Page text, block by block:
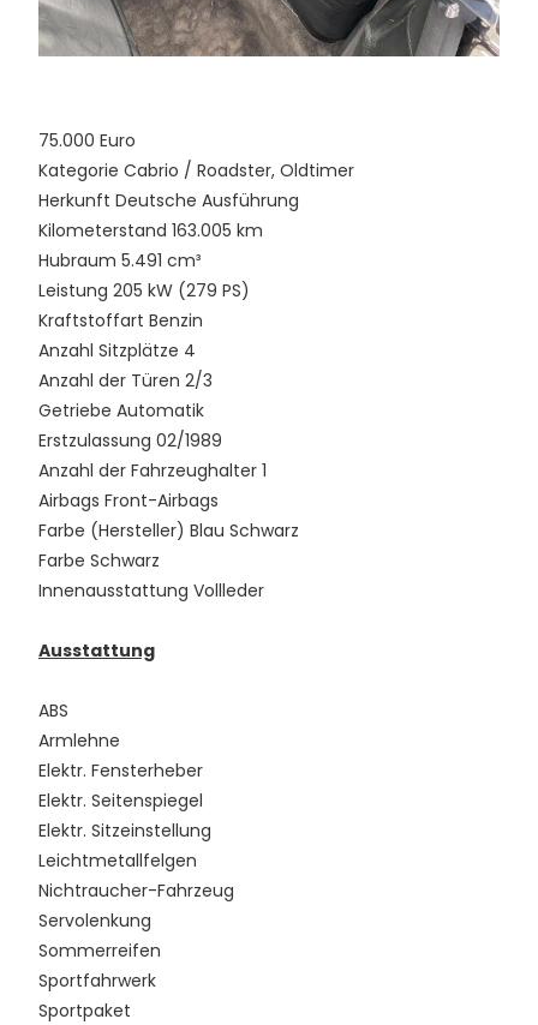
75.000 Euro
Kategorie Cabrio / Roadster, Oldtimer
Herkunft Deutsche Ausführung
Kilometerstand 163.005 km
Hubraum 5.491 cm³
Leistung 205 kW (279 PS)
Kraftstoffart Benzin
Anzahl Sitzplätze 4
Anzahl der Türen 2/3
Getriebe Automatik
Erstzulassung 02/1989
Anzahl der Fahrzeughalter 1
Airbags Front-Airbags
Farbe (Hersteller) Blau Schwarz
Farbe Schwarz
Innenausstattung Vollleder
Ausstattung
ABS
Armlehne
Elektr. Fensterheber
Elektr. Seitenspiegel
Elektr. Sitzeinstellung
Leichtmetallfelgen
Nichtraucher-Fahrzeug
Servolenkung
Sommerreifen
Sportfahrwerk
Sportpaket